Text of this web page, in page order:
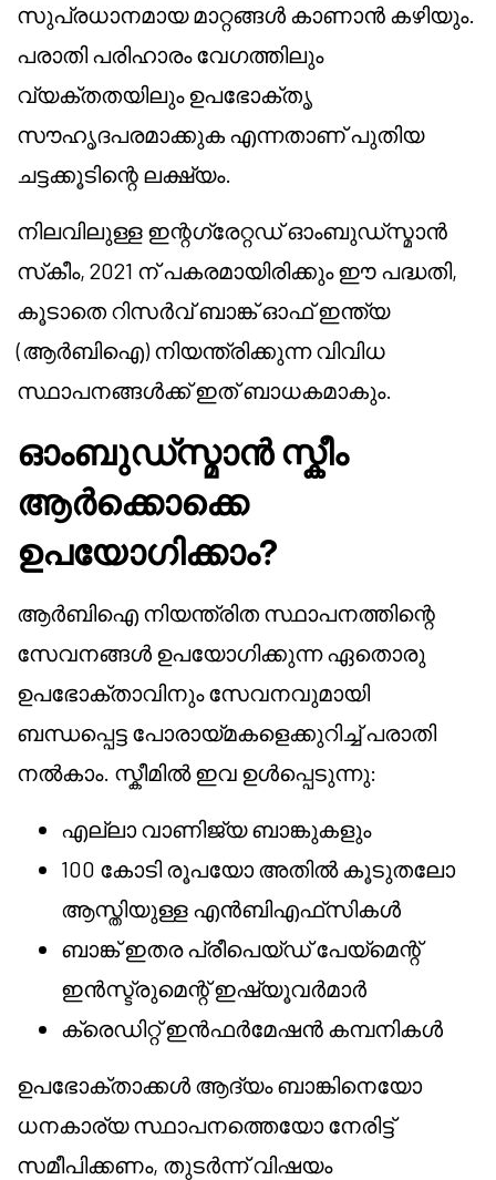
സുപ്രധാനമായ മാറ്റങ്ങൾ കാണാൻ കഴിയും.
പരാതി പരിഹാരം വേഗത്തിലും
വ്യക്തതയിലും ഉപഭോക്തൃ
സൗഹൃദപരമാക്കുക എന്നതാണ് പുതിയ
ചട്ടക്കൂടിന്റെ ലക്ഷ്യം.
നിലവിലുള്ള ഇന്റഗ്രേറ്റഡ് ഓംബുഡ്‌സ്മാൻ
സ്‌കീം, 2021 ന് പകരമായിരിക്കും ഈ പദ്ധതി,
കൂടാതെ റിസർവ് ബാങ്ക് ഓഫ് ഇന്ത്യ
(ആർ‌ബി‌ഐ) നിയന്ത്രിക്കുന്ന വിവിധ
സ്ഥാപനങ്ങൾക്ക് ഇത് ബാധകമാകും.
ഓംബുഡ്‌സ്മാൻ സ്കീം
ആർക്കൊക്കെ
ഉപയോഗിക്കാം?
ആർ‌ബി‌ഐ നിയന്ത്രിത സ്ഥാപനത്തിന്റെ
സേവനങ്ങൾ ഉപയോഗിക്കുന്ന ഏതൊരു
ഉപഭോക്താവിനും സേവനവുമായി
ബന്ധപ്പെട്ട പോരായ്മകളെക്കുറിച്ച് പരാതി
നൽകാം. സ്കീമിൽ ഇവ ഉൾപ്പെടുന്നു:
എല്ലാ വാണിജ്യ ബാങ്കുകളും
100 കോടി രൂപയോ അതിൽ കൂടുതലോ
ആസ്തിയുള്ള എൻ‌ബി‌എഫ്‌സികൾ
ബാങ്ക് ഇതര പ്രീപെയ്ഡ് പേയ്‌മെന്റ്
ഇൻസ്ട്രുമെന്റ് ഇഷ്യൂവർമാർ
ക്രെഡിറ്റ് ഇൻഫർമേഷൻ കമ്പനികൾ
ഉപഭോക്താക്കൾ ആദ്യം ബാങ്കിനെയോ
ധനകാര്യ സ്ഥാപനത്തെയോ നേരിട്ട്
സമീപിക്കണം, തുടർന്ന് വിഷയം